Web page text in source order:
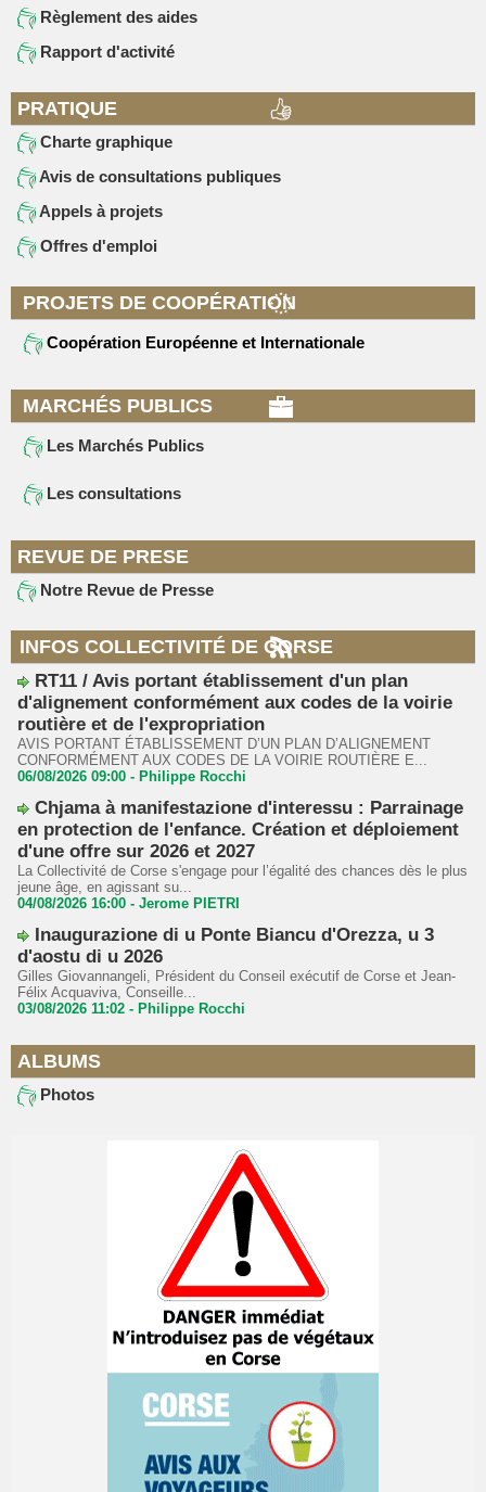
Règlement des aides
Rapport d'activité
PRATIQUE
Charte graphique
Avis de consultations publiques
Appels à projets
Offres d'emploi
PROJETS DE COOPÉRATION
Coopération Européenne et Internationale
MARCHÉS PUBLICS
Les Marchés Publics
Les consultations
REVUE DE PRESE
Notre Revue de Presse
INFOS COLLECTIVITÉ DE CORSE
RT11 / Avis portant établissement d'un plan
d'alignement conformément aux codes de la voirie
routière et de l'expropriation
AVIS PORTANT ÉTABLISSEMENT D’UN PLAN D’ALIGNEMENT
CONFORMÉMENT AUX CODES DE LA VOIRIE ROUTIÈRE E...
06/08/2026 09:00 - Philippe Rocchi
Chjama à manifestazione d'interessu : Parrainage
en protection de l'enfance. Création et déploiement
d'une offre sur 2026 et 2027
La Collectivité de Corse s'engage pour l’égalité des chances dès le plus
jeune âge, en agissant su...
04/08/2026 16:00 - Jerome PIETRI
Inaugurazione di u Ponte Biancu d'Orezza, u 3
d'aostu di u 2026
Gilles Giovannangeli, Président du Conseil exécutif de Corse et Jean-
Félix Acquaviva, Conseille...
03/08/2026 11:02 - Philippe Rocchi
ALBUMS
Photos